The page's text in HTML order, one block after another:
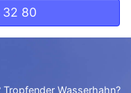
32 80
Wasserhahn?